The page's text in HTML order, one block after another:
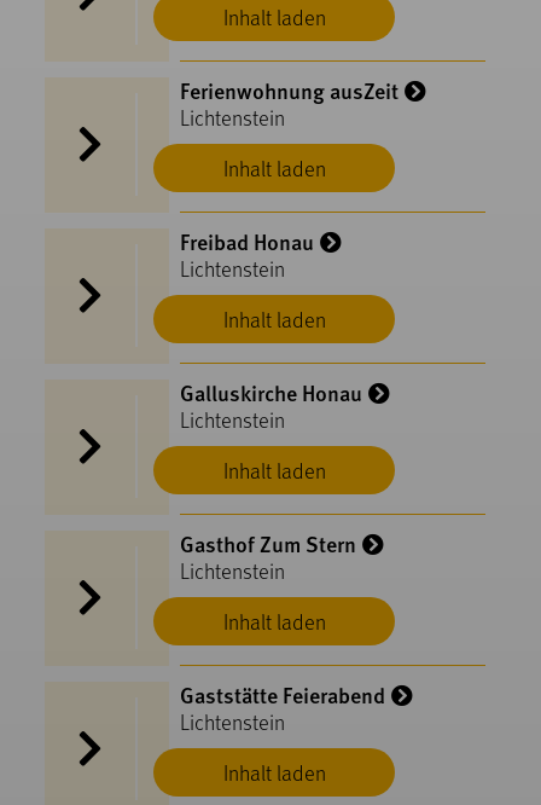
Inhalt laden
Inhalt laden
Ferienwohnung ausZeit
Lichtenstein
Inhalt laden
Freibad Honau
Lichtenstein
Inhalt laden
Galluskirche Honau
Lichtenstein
Inhalt laden
Gasthof Zum Stern
Lichtenstein
Inhalt laden
Gaststätte Feierabend
Lichtenstein